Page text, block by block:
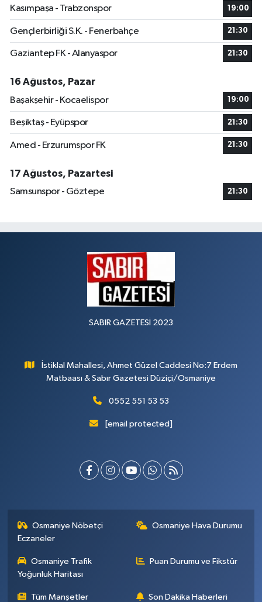
Kasımpaşa - Trabzonspor 19:00
Gençlerbirliği S.K. - Fenerbahçe 21:30
Gaziantep FK - Alanyaspor 21:30
16 Ağustos, Pazar
Başakşehir - Kocaelispor
19:00
Beşiktaş - Eyüpspor 21:30
Amed - Erzurumspor FK 21:30
17 Ağustos, Pazartesi
Samsunspor - Göztepe
21:30
SABIR GAZETESİ 2023
İstiklal Mahallesi, Ahmet Güzel Caddesi No:7 Erdem
Matbaası & Sabır Gazetesi Düziçi/Osmaniye
0552 551 53 53
[email protected]
Osmaniye Nöbetçi
Eczaneler
Osmaniye Hava Durumu
Osmaniye Trafik
Yoğunluk Haritası
Puan Durumu ve Fikstür
Tüm Manşetler Son Dakika Haberleri